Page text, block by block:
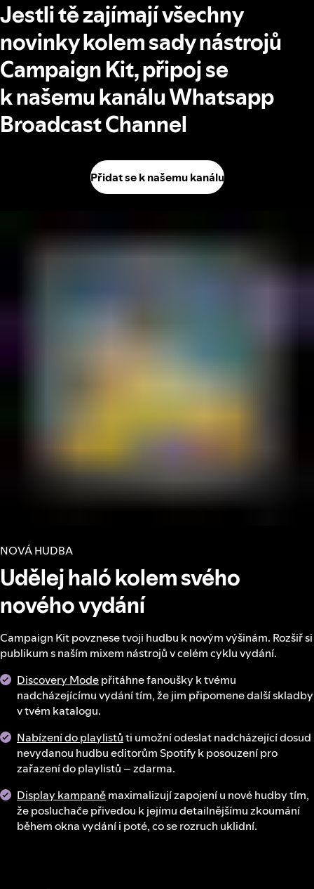
Jestli tě zajímají všechny
novinky kolem sady nástrojů
Campaign Kit, připoj se
k našemu kanálu Whatsapp
Broadcast Channel
Přidat se k našemu kanálu
NOVÁ HUDBA
Udělej haló kolem svého
nového vydání
Campaign Kit povznese tvoji hudbu k novým výšinám. Rozšiř si
publikum s naším mixem nástrojů v celém cyklu vydání.
Discovery Modepřitáhne fanoušky k tvému
nadcházejícímu vydání tím, že jim připomene další skladby
v tvém katalogu.
Nabízení do playlistůti umožní odeslat nadcházející dosud
nevydanou hudbu editorům Spotify k posouzení pro
zařazení do playlistů – zdarma.
Display kampaněmaximalizují zapojení u nové hudby tím,
že posluchače přivedou k jejímu detailnějšímu zkoumání
během okna vydání i poté, co se rozruch uklidní.